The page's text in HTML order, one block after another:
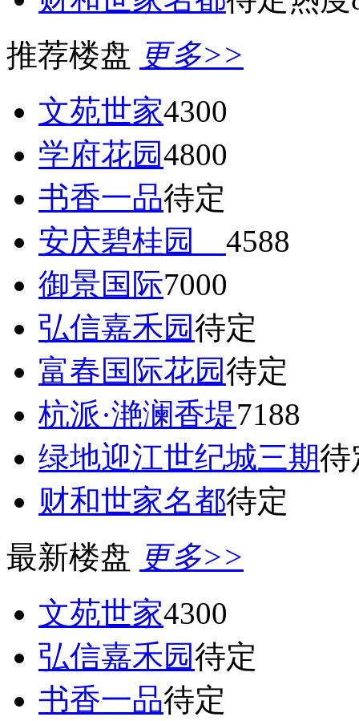
推荐楼盘 更多>>
文苑世家4300
学府花园4800
书香一品待定
安庆碧桂园 4588
御景国际7000
弘信嘉禾园待定
富春国际花园待定
杭派·滟澜香堤7188
绿地迎江世纪城三期待
财和世家名都待定
最新楼盘 更多>>
文苑世家4300
弘信嘉禾园待定
书香一品待定